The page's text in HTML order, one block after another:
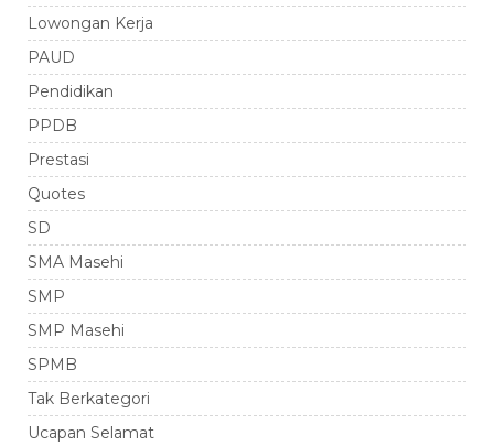
Lowongan Kerja
PAUD
Pendidikan
PPDB
Prestasi
Quotes
SD
SMA Masehi
SMP
SMP Masehi
SPMB
Tak Berkategori
Ucapan Selamat